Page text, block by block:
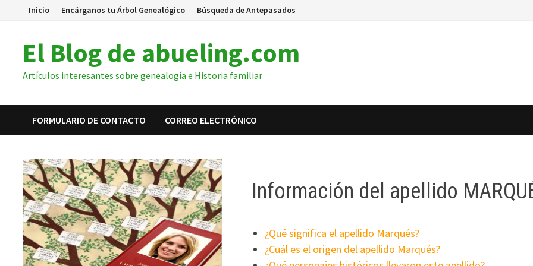
Inicio Encárganos tu Árbol Genealógico Búsqueda de Antepasados
El Blog de abueling.com
Artículos interesantes sobre genealogía e Historia familiar
FORMULARIO DE CONTACTO CORREO ELECTRÓNICO
Información del apellido
¿Qué significa el apellido Marqués?
¿Cuál es el origen del apellido Marqués?